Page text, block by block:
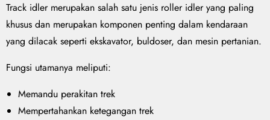
Track idler merupakan salah satu jenis roller idler yang paling
khusus dan merupakan komponen penting dalam kendaraan
yang dilacak seperti ekskavator, buldoser, dan mesin pertanian.
Fungsi utamanya meliputi:
Memandu perakitan trek
Mempertahankan ketegangan trek